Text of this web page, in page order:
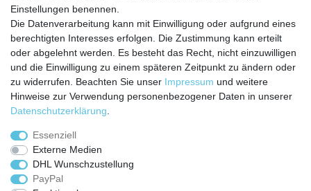
Einstellungen benennen.
Die Datenverarbeitung kann mit Einwilligung oder aufgrund eines
berechtigten Interesses erfolgen. Die Zustimmung kann erteilt
oder abgelehnt werden. Es besteht das Recht, nicht einzuwilligen
und die Einwilligung zu einem späteren Zeitpunkt zu ändern oder
zu widerrufen. Beachten Sie unser Impressum und weitere
Hinweise zur Verwendung personenbezogener Daten in unserer
Daten­schutz­erklärung
Essenziell
Externe Medien
DHL Wunschzustellung
PayPal
Batterierücknahmeverordnung
Kostenloser Newsletter
E-MAIL **
Newsletter
Honig
Daten­schutz­erklärung
Einwilligung kann ich jederzeit widerrufen.**